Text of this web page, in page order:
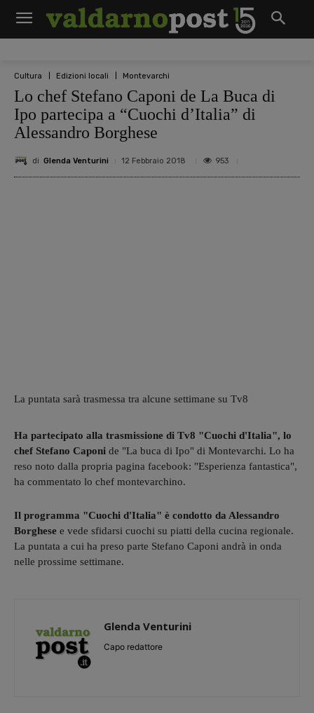
Cultura Edizioni locali Montevarchi
Lo chef Stefano Caponi de La Buca di
Ipo partecipa a “Cuochi d’Italia” di
Alessandro Borghese
di Glenda Venturini 12 Febbraio 2018 953
La puntata sarà trasmessa tra alcune settimane su Tv8
Ha partecipato alla trasmissione di Tv8 "Cuochi d'Italia", lo
chef Stefano Caponi de "La buca di Ipo" di Montevarchi. Lo ha
reso noto dalla propria pagina facebook: "Esperienza fantastica",
ha commentato lo chef montevarchino.
Il programma "Cuochi d'Italia" è condotto da Alessandro
Borghese e vede sfidarsi cuochi su piatti della cucina regionale.
La puntata a cui ha preso parte Stefano Caponi andrà in onda
nelle prossime settimane.
Glenda Venturini
Capo redattore